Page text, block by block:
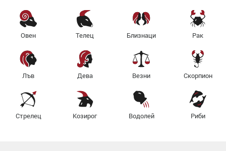
Овен Телец Близнаци Рак
Лъв Дева Везни Скорпион
Стрелец Козирог Водолей Риби